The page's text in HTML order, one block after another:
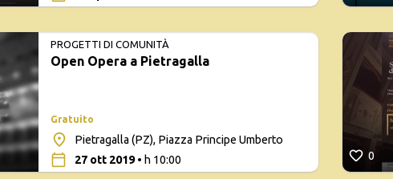
PROGETTI DI COMUNITÀ
Open Opera a Pietragalla
Gratuito
Pietragalla (PZ), Piazza Principe Umberto
27 ott 2019• h 10:00 0